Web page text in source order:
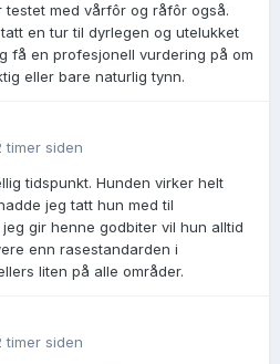
med vårfôr og råfôr også.
en tur til dyrlegen og utelukket
få en profesjonell vurdering på om
eller bare naturlig tynn.
timer siden
tidspunkt. Hunden virker helt
jeg tatt hun med til
gir henne godbiter vil hun alltid
enn rasestandarden i
liten på alle områder.
timer siden